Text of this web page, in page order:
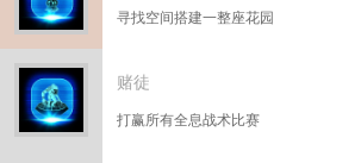
寻找空间搭建一整座花园
赌徒
打赢所有全息战术比赛